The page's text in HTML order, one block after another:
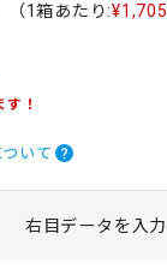
（1箱あたり:¥1,705
！
いて
右目データを入力